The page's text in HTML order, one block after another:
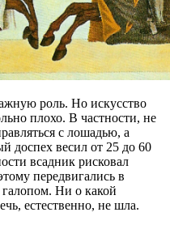
роль. Но искусство
плохо. В частности, не
с лошадью, а
доспех весил от 25 до 60
всадник рисковал
передвигались в
Ни о какой
естественно, не шла.